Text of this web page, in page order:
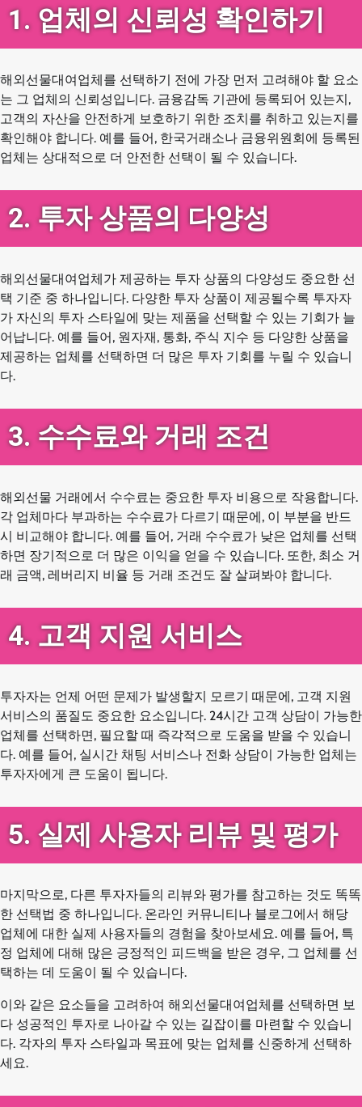
1. 업체의 신뢰성 확인하기
해외선물대여업체를 선택하기 전에 가장 먼저 고려해야 할 요소
는 그 업체의 신뢰성입니다. 금융감독 기관에 등록되어 있는지,
고객의 자산을 안전하게 보호하기 위한 조치를 취하고 있는지를
확인해야 합니다. 예를 들어, 한국거래소나 금융위원회에 등록된
업체는 상대적으로 더 안전한 선택이 될 수 있습니다.
2. 투자 상품의 다양성
해외선물대여업체가 제공하는 투자 상품의 다양성도 중요한 선
택 기준 중 하나입니다. 다양한 투자 상품이 제공될수록 투자자
가 자신의 투자 스타일에 맞는 제품을 선택할 수 있는 기회가 늘
어납니다. 예를 들어, 원자재, 통화, 주식 지수 등 다양한 상품을
제공하는 업체를 선택하면 더 많은 투자 기회를 누릴 수 있습니
다.
3. 수수료와 거래 조건
해외선물 거래에서 수수료는 중요한 투자 비용으로 작용합니다.
각 업체마다 부과하는 수수료가 다르기 때문에, 이 부분을 반드
시 비교해야 합니다. 예를 들어, 거래 수수료가 낮은 업체를 선택
하면 장기적으로 더 많은 이익을 얻을 수 있습니다. 또한, 최소 거
래 금액, 레버리지 비율 등 거래 조건도 잘 살펴봐야 합니다.
4. 고객 지원 서비스
투자자는 언제 어떤 문제가 발생할지 모르기 때문에, 고객 지원
서비스의 품질도 중요한 요소입니다. 24시간 고객 상담이 가능한
업체를 선택하면, 필요할 때 즉각적으로 도움을 받을 수 있습니
다. 예를 들어, 실시간 채팅 서비스나 전화 상담이 가능한 업체는
투자자에게 큰 도움이 됩니다.
5. 실제 사용자 리뷰 및 평가
마지막으로, 다른 투자자들의 리뷰와 평가를 참고하는 것도 똑똑
한 선택법 중 하나입니다. 온라인 커뮤니티나 블로그에서 해당
업체에 대한 실제 사용자들의 경험을 찾아보세요. 예를 들어, 특
정 업체에 대해 많은 긍정적인 피드백을 받은 경우, 그 업체를 선
택하는 데 도움이 될 수 있습니다.
이와 같은 요소들을 고려하여 해외선물대여업체를 선택하면 보
다 성공적인 투자로 나아갈 수 있는 길잡이를 마련할 수 있습니
다. 각자의 투자 스타일과 목표에 맞는 업체를 신중하게 선택하
세요.